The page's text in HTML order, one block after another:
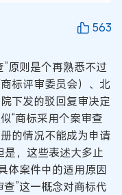
563
原则是个再熟悉不过
标评审委员会）、北
下发的驳回复审决定
“商标采用个案审查
的情况不能成为申请
是，这些表述大多止
体案件中的适用原因
”这一概念对商标代